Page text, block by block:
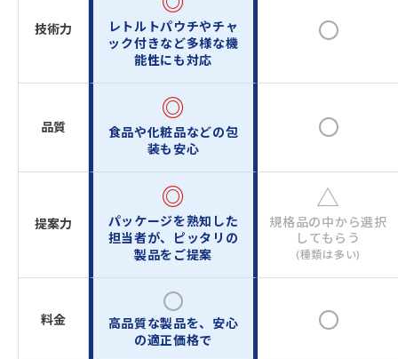
技術力
レトルトパウチやチャ
ック付きなど多様な機
能性にも対応
品質
◎
食品や化粧品などの包
装も安心
提案力
◎
パッケージを熟知した
担当者が、
ピッタリの
製品をご提案
△
規格品の中から選択
してもらう
(種類は多い)
料金
高品質な製品を、安心
の適正価格で